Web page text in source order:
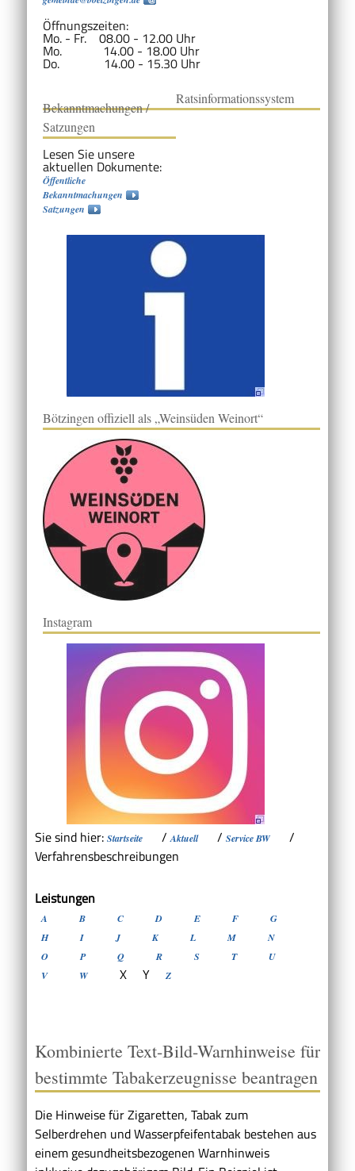
Öffnungszeiten:
Mo. - Fr. 08.00 - 12.00 Uhr
Mo. 14.00 - 18.00 Uhr
Do. 14.00 - 15.30 Uhr
Bekanntmachungen /
Satzungen
Lesen Sie unsere
aktuellen Dokumente:
Öffentliche
Bekanntmachungen
Satzungen
Ratsinformationssystem
Bötzingen offiziell als „Weinsüden Weinort“
Instagram
Sie sind hier: Startseite /Aktuell / Service BW
/
Verfahrensbeschreibungen
Leistungen
A B C D E F
G
H
I J K L M
N
O
P Q R S T
U
V
W X Y Z
Kombinierte Text-Bild-Warnhinweise für
bestimmte Tabakerzeugnisse beantragen
Die Hinweise für Zigaretten, Tabak zum
Selberdrehen und Wasserpfeifentabak bestehen aus
einem gesundheitsbezogenen Warnhinweis